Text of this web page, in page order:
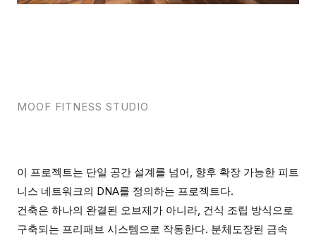
MOOF FITNESS STUDIO
이 프로젝트는 단일 공간 설계를 넘어, 향후 확장 가능한 피트
니스 네트워크의 DNA를 정의하는 프로젝트다.
건축은 하나의 완결된 오브제가 아니라, 건식 조립 방식으로
구축되는 프리패브 시스템으로 작동한다. 분체도장된 금속